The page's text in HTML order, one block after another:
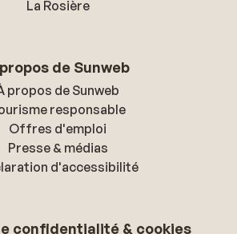
La Rosière
de Sunweb
propos de Sunweb
responsable
Offres d'emploi
Presse & médias
d'accessibilité
confidentialité & cookies